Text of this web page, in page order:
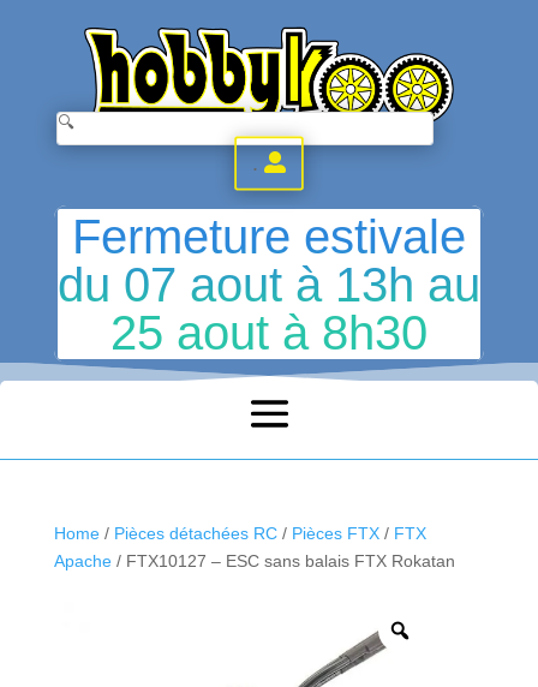
.
Fermeture estivale
du 07 aout à 13h au
25 aout à 8h30
Home/ Pièces détachées RC/ Pièces FTX/ FTX
Apache/ FTX10127 – ESC sans balais FTX Rokatan